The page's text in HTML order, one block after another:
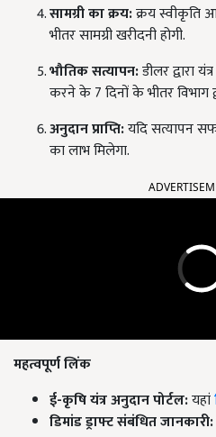
सामग्री का क्रय:क्रय स्वीकृति
भीतर सामग्री खरीदनी होगी.
भौतिक सत्यापन:डीलर द्वारा
करने के 7 दिनों के भीतर विभाग
अनुदान प्राप्ति:यदि सत्यापन
का लाभ मिलेगा.
महत्वपूर्ण लिंक
ई-कृषि यंत्र अनुदान पोर्टल:यहां
डिमांड ड्राफ्ट संबंधित जानकारी: